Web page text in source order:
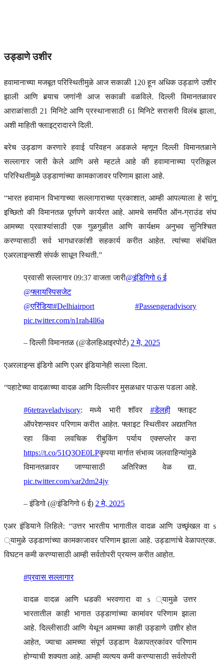
उड्डाणे उशीर
हवामानाच्या मजबूत परिस्थितीमुळे आज सकाळी 120 हून अधिक उड्डाणे उशीर
झाली आणि बर्‍याच जणांनी आज सकाळी वळविले. दिल्ली विमानतळावर
आराळांसाठी 21 मिनिटे आणि प्रस्थानासाठी 61 मिनिटे सरासरी विलंब झाला,
अशी माहिती फ्लाइट्रादारने दिली.
बरेच उड्डाण करणारे हवाई परिवहन अडकले म्हणून दिल्ली विमानतळाने
सल्लागार जारी केले आणि असे म्हटले आहे की हवामानाच्या प्रतिकूल
परिस्थितीमुळे उड्डाणांच्या कामकाजावर परिणाम झाला आहे.
“भारत हवामान विभागाच्या सल्लागाराच्या प्रकाशात, आम्ही आपल्याला हे सांगू
इच्छितो की विमानतळ पूर्णपणे कार्यरत आहे. आमचे समर्पित ऑन-ग्राउंड संघ
आमच्या प्रवाश्यांसाठी एक गुळगुळीत आणि कार्यक्षम अनुभव सुनिश्चित
करण्यासाठी सर्व भागधारकांशी सहकार्य करीत आहेत. त्यांच्या संबंधित
एअरलाइन्सशी संपर्क साधून स्थिती.”
प्रवासी सल्लागार 09:37 वाजता जारी@इंडिगिगो 6 ई
@फ्लायस्पिसजेट
@एरिंडिया#Delhiairport
#Passengeradvisory
pic.twitter.com/n1rah4ll6a
– दिल्ली विमानतळ (@डेलहिआइरपोर्ट) 2 मे, 2025
एअरलाइन्स इंडिगो आणि एअर इंडियानेही सल्ला दिला.
“पहाटेच्या वादळाच्या वादळ आणि दिल्लीवर मुसळधार पाऊस पडला आहे.
#6tetraveladvisory: मध्ये भारी शॉवर #डेलहीफ्लाइट
ऑपरेशन्सवर परिणाम करीत आहेत. फ्लाइट स्थितीवर अद्यतनित
रहाकिंवा लवचिक रीबुकिंग पर्याय एक्सप्लोर करा
https://t.co/51Q3OE0LPकृपया मार्गात संभाव्य जलवाहिन्यांमुळे
विमानतळावर जाण्यासाठी अतिरिक्त वेळ द्या.
pic.twitter.com/xar2dm24jy
– इंडिगो (@इंडिगिगो 6 ई) 2 मे, 2025
एअर इंडियाने लिहिले: “उत्तर भारतीय भागातील वादळ आणि उच्छृंखल वा s
्यामुळे उड्डाणांच्या कामकाजावर परिणाम झाला आहे. उड्डाणांचे वेळापत्रक.
विघटन कमी करण्यासाठी आम्ही सर्वतोपरी प्रयत्न करीत आहोत.
#प्रवास सल्लागार
वादळ वादळ आणि धडकी भरवणारा वा s ्यामुळे उत्तर
भारतातील काही भागात उड्डाणांच्या कामांवर परिणाम झाला
आहे. दिल्लीसाठी आणि येथून आमच्या काही उड्डाणे उशीर होत
आहेत, ज्याचा आमच्या संपूर्ण उड्डाण वेळापत्रकांवर परिणाम
होण्याची शक्यता आहे. आम्ही व्यत्यय कमी करण्यासाठी सर्वतोपरी